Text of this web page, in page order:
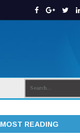
MOST READING